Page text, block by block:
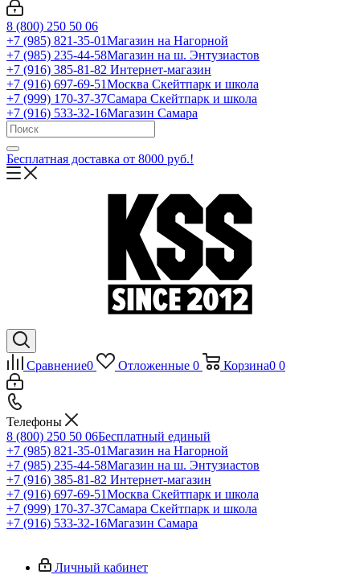
8 (800) 250 50 06
+7 (985) 821-35-01Магазин на Нагорной
+7 (985) 235-44-58Магазин на ш. Энтузиастов
+7 (916) 385-81-82 Интернет-магазин
+7 (916) 697-69-51Москва Скейтпарк и школа
+7 (999) 170-37-37Самара Скейтпарк и школа
+7 (916) 533-32-16Магазин Самара
Бесплатная доставка от 8000 руб.!
Сравнение0 Отложенные 0 Корзина0 0
Телефоны
8 (800) 250 50 06Бесплатный единый
+7 (985) 821-35-01Магазин на Нагорной
+7 (985) 235-44-58Магазин на ш. Энтузиастов
+7 (916) 385-81-82 Интернет-магазин
+7 (916) 697-69-51Москва Скейтпарк и школа
+7 (999) 170-37-37Самара Скейтпарк и школа
+7 (916) 533-32-16Магазин Самара
Личный кабинет